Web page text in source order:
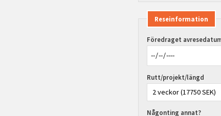
Reseinformation
Föredraget
Rutt/projekt/längd
Någonting annat?